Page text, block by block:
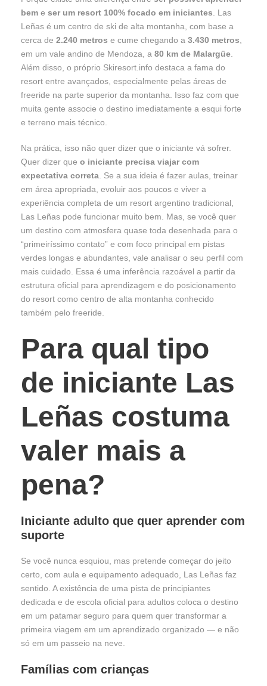
bem e ser um resort 100% focado em iniciantes. Las
Leñas é um centro de ski de alta montanha, com base a
cerca de 2.240 metros e cume chegando a 3.430 metros,
em um vale andino de Mendoza, a 80 km de Malargüe.
Além disso, o próprio Skiresort.info destaca a fama do
resort entre avançados, especialmente pelas áreas de
freeride na parte superior da montanha. Isso faz com que
muita gente associe o destino imediatamente a esqui forte
e terreno mais técnico.
Na prática, isso não quer dizer que o iniciante vá sofrer.
Quer dizer que o iniciante precisa viajar com
expectativa correta. Se a sua ideia é fazer aulas, treinar
em área apropriada, evoluir aos poucos e viver a
experiência completa de um resort argentino tradicional,
Las Leñas pode funcionar muito bem. Mas, se você quer
um destino com atmosfera quase toda desenhada para o
“primeiríssimo contato” e com foco principal em pistas
verdes longas e abundantes, vale analisar o seu perfil com
mais cuidado. Essa é uma inferência razoável a partir da
estrutura oficial para aprendizagem e do posicionamento
do resort como centro de alta montanha conhecido
também pelo freeride.
Para qual tipo
de iniciante Las
Leñas costuma
valer mais a
pena?
Iniciante adulto que quer aprender com
suporte
Se você nunca esquiou, mas pretende começar do jeito
certo, com aula e equipamento adequado, Las Leñas faz
sentido. A existência de uma pista de principiantes
dedicada e de escola oficial para adultos coloca o destino
em um patamar seguro para quem quer transformar a
primeira viagem em um aprendizado organizado — e não
só em um passeio na neve.
Famílias com crianças